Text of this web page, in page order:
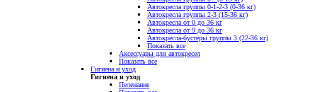
Автокресла группы 0-1-2-3 (0-36 кг)
Автокресла группы 2-3 (15-36 кг)
Автокресла от 0 до 36 кг
Автокресла от 9 до 36 кг
Автокресла-бустеры группы 3 (22-36 кг)
Показать все
Аксессуары для автокресел
Показать все
Гигиена и уход
Гигиена и уход
Пеленание